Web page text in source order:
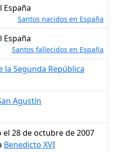
España
Santos nacidos en España
España
Santos fallecidos en España
la Segunda República
Agustín
el 28 de octubre de 2007
Benedicto XVI